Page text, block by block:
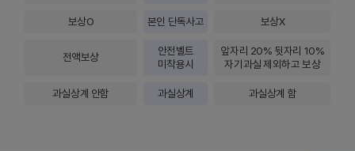
보상O 본인 단독사고 보상X
전액보상
안전벨트
미착용시
앞자리 20% 뒷자리 10%
자기과실 제외하고 보상
과실상계 안함 과실상계 과실상계 함